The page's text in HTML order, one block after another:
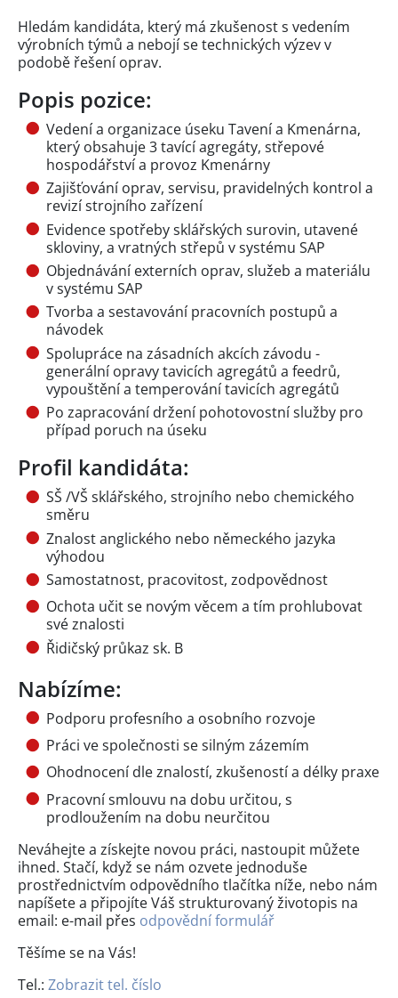
Hledám kandidáta, který má zkušenost s vedením
výrobních týmů a nebojí se technických výzev v
podobě řešení oprav.
Popis pozice:
Vedení a organizace úseku Tavení a Kmenárna,
který obsahuje 3 tavící agregáty, střepové
hospodářství a provoz Kmenárny
Zajišťování oprav, servisu, pravidelných kontrol a
revizí strojního zařízení
Evidence spotřeby sklářských surovin, utavené
skloviny, a vratných střepů v systému SAP
Objednávání externích oprav, služeb a materiálu
v systému SAP
Tvorba a sestavování pracovních postupů a
návodek
Spolupráce na zásadních akcích závodu -
generální opravy tavicích agregátů a feedrů,
vypouštění a temperování tavicích agregátů
Po zapracování držení pohotovostní služby pro
případ poruch na úseku
Profil kandidáta:
SŠ /VŠ sklářského, strojního nebo chemického
směru
Znalost anglického nebo německého jazyka
výhodou
Samostatnost, pracovitost, zodpovědnost
Ochota učit se novým věcem a tím prohlubovat
své znalosti
Řidičský průkaz sk. B
Nabízíme:
Podporu profesního a osobního rozvoje
Práci ve společnosti se silným zázemím
Ohodnocení dle znalostí, zkušeností a délky praxe
Pracovní smlouvu na dobu určitou, s
prodloužením na dobu neurčitou
Neváhejte a získejte novou práci, nastoupit můžete
ihned. Stačí, když se nám ozvete jednoduše
prostřednictvím odpovědního tlačítka níže, nebo nám
napíšete a připojíte Váš strukturovaný životopis na
email: e-mail přes odpovědní formulář
Těšíme se na Vás!
Tel.: Zobrazit tel. číslo